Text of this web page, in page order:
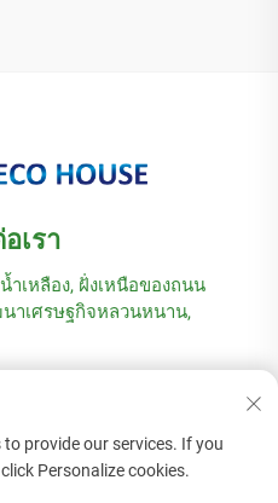
เรา
เหลือง, ฝั่งเหนือของถนน
าเศรษฐกิจหลวนหนาน,
provide our services. If you
Personalize cookies.